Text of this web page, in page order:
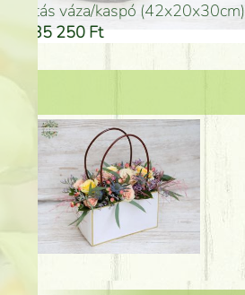
arany színű kerámia váza (40x26cm)